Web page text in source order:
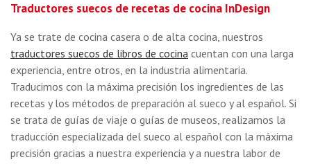
Traductores suecos de recetas de cocina InDesign
Ya se trate de cocina casera o de alta cocina, nuestros
traductores suecos de libros de cocina cuentan con una larga
experiencia, entre otros, en la industria alimentaria.
Traducimos con la máxima precisión los ingredientes de las
recetas y los métodos de preparación al sueco y al español. Si
se trata de guías de viaje o guías de museos, realizamos la
traducción especializada del sueco al español con la máxima
precisión gracias a nuestra experiencia y a nuestra labor de